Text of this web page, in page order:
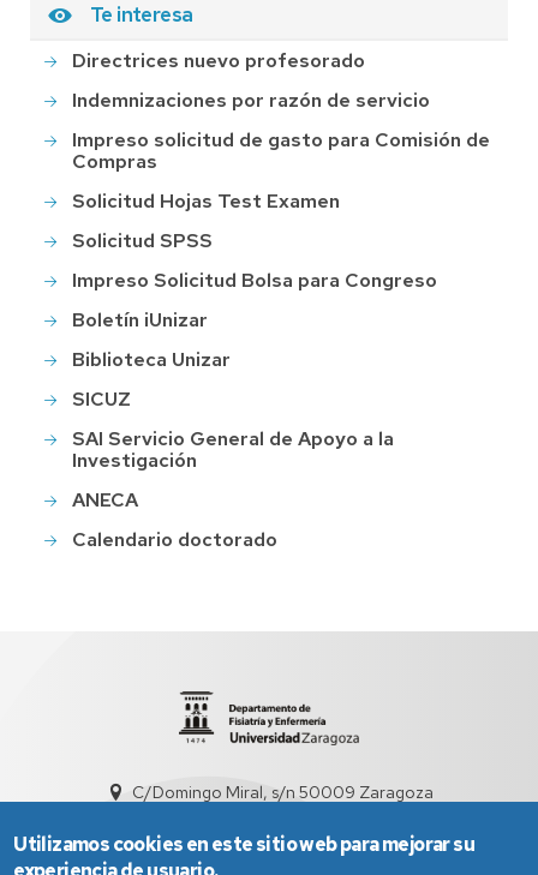
Te interesa
Directrices nuevo profesorado
Indemnizaciones por razón de servicio
Impreso solicitud de gasto para Comisión de
Compras
Solicitud Hojas Test Examen
Solicitud SPSS
Impreso Solicitud Bolsa para Congreso
Boletín iUnizar
Biblioteca Unizar
SICUZ
SAI Servicio General de Apoyo a la
Investigación
ANECA
Calendario doctorado
C/Domingo Miral, s/n 50009 Zaragoza
Utilizamos cookies en este sitio web para mejorar su